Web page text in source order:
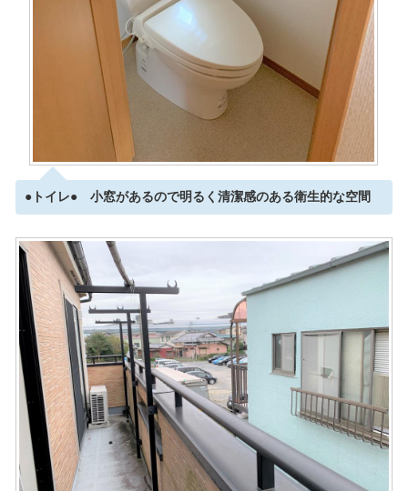
●トイレ● 小窓があるので明るく清潔感のある衛生的な空間